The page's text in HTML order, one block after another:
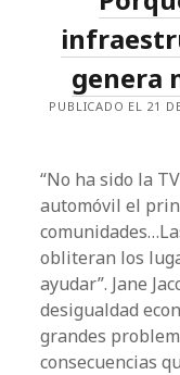
genera
PUBLICADO EL 21
“No ha sido la
automóvil el
obliteran los
ayudar”. Jane
desigualdad
grandes
consecuencias